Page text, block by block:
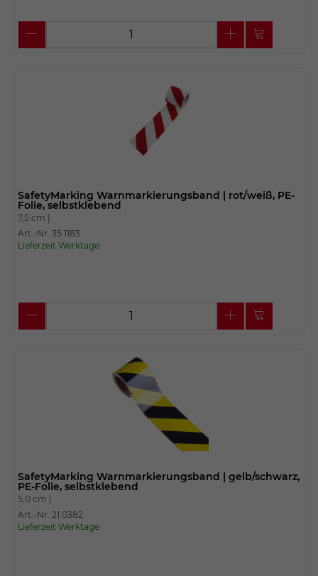
SafetyMarking Warnmarkierungsband | rot/weiß, PE-
Folie, selbstklebend
7,5 cm |
Art.-Nr. 35.1183
Lieferzeit Werktage
SafetyMarking Warnmarkierungsband | gelb/schwarz,
PE-Folie, selbstklebend
5,0 cm |
Art.-Nr. 21.0382
Lieferzeit Werktage